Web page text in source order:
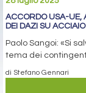
ACCORDO USA-UE,
DEI DAZI SU ACCIAIO
Paolo Sangoi: «Si
tema dei
di Stefano Gennari